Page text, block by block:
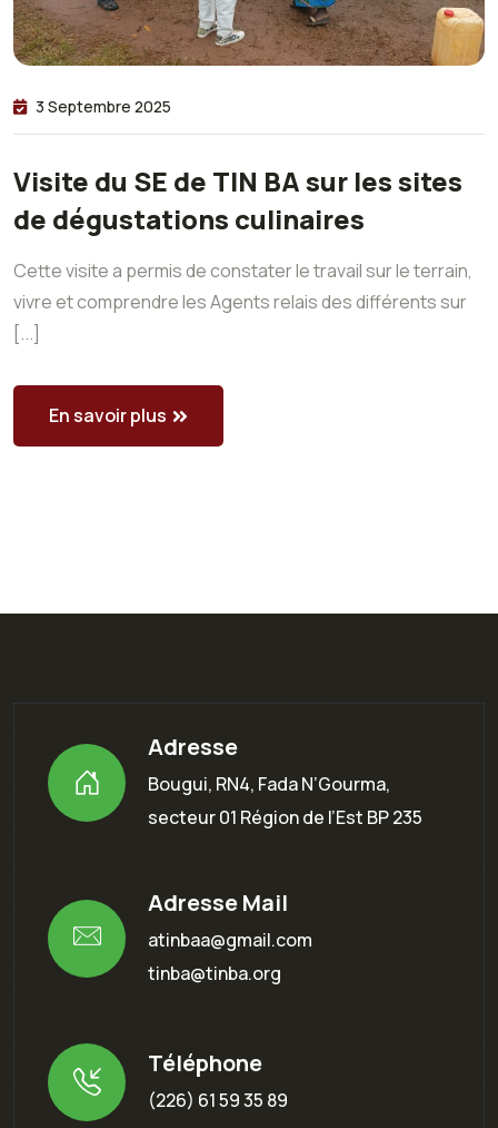
3 Septembre 2025
Visite du SE de TIN BA sur les sites
de dégustations culinaires
Cette visite a permis de constater le travail sur le terrain,
vivre et comprendre les Agents relais des différents sur
[...]
En savoir plus
Adresse
Bougui, RN4, Fada N’Gourma,
secteur 01 Région de l’Est BP 235
Adresse Mail
atinbaa@gmail.com
tinba@tinba.org
Téléphone
(226) 61 59 35 89